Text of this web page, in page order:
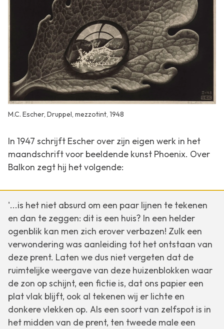
M.C. Escher, Druppel, mezzotint, 1948
In 1947 schrijft Escher over zijn eigen werk in het
maandschrift voor beeldende kunst Phoenix. Over
Balkon zegt hij het volgende:
'...is het niet absurd om een paar lijnen te tekenen
en dan te zeggen: dit is een huis? In een helder
ogenblik kan men zich erover verbazen! Zulk een
verwondering was aanleiding tot het ontstaan van
deze prent. Laten we dus niet vergeten dat de
ruimtelijke weergave van deze huizenblokken waar
de zon op schijnt, een fictie is, dat ons papier een
plat vlak blijft, ook al tekenen wij er lichte en
donkere vlekken op. Als een soort van zelfspot is in
het midden van de prent, ten tweede male een